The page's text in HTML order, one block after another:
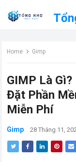
Home Gimp
GIMP Là
Đặt Phần
Miễn Phí
Gimp 28 Tháng 11,